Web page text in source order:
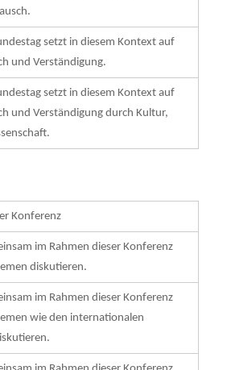
setzt in diesem Kontext auf
und Verstän­di­gung.
setzt in diesem Kontext auf
und Verständigung durch Kultur,
Konferenz
im Rahmen dieser Konferenz
diskutieren.
im Rahmen dieser Konferenz
wie den inter­nationalen